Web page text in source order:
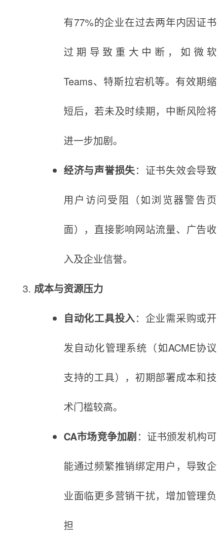
有77%的企业在过去两年内因证书
过期导致重大中断，如微软
Teams、特斯拉宕机等。有效期缩
短后，若未及时续期，中断风险将
进一步加剧。
经济与声誉损失：证书失效会导致
用户访问受阻（如浏览器警告页
面），直接影响网站流量、广告收
入及企业信誉。
成本与资源压力
自动化工具投入：企业需采购或开
发自动化管理系统（如ACME协议
支持的工具），初期部署成本和技
术门槛较高。
CA市场竞争加剧：证书颁发机构可
能通过频繁推销绑定用户，导致企
业面临更多营销干扰，增加管理负
担